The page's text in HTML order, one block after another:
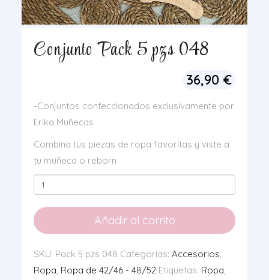
Conjunto Pack 5 pzs 048
36,90 €
-Conjuntos confeccionados exclusivamente por
Erika Muñecas
Combina tus piezas de ropa favoritas y viste a
tu muñeca o reborn
Conjunto
Pack
5
pzs
Añadir al carrito
SKU: Pack 5 pzs 048 Categorías: Accesorios,
Ropa, Ropa de 42/46 - 48/52 Etiquetas: Ropa,